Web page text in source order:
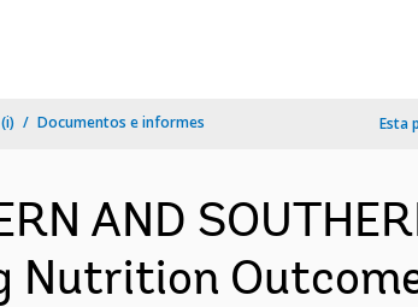
Documentos e informes Esta
AND
Nutrition